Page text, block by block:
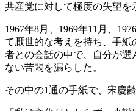
共産党に対して極度の失望を
1967年8月、1969年11月、
て厭世的な考えを持ち、手
者との会話の中で、自分が
ない苦悶を漏らした。
その中の1通の手紙で、宋慶